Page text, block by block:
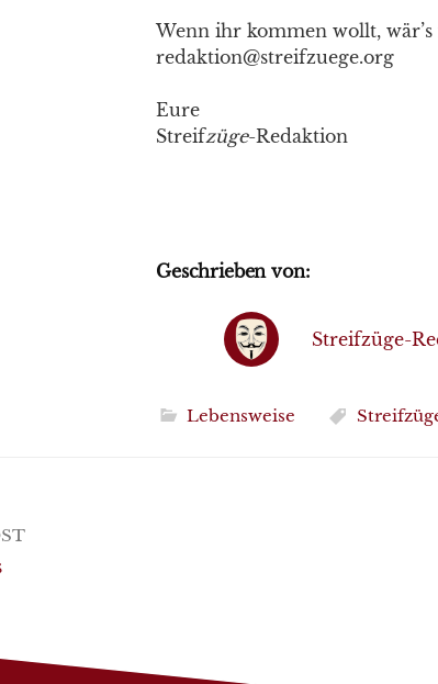
Wenn ihr kommen wollt,
redaktion@streifzuege.org
Eure
Streifzüge-Redaktion
Geschrieben von:
Streifzüge-
Lebensweise